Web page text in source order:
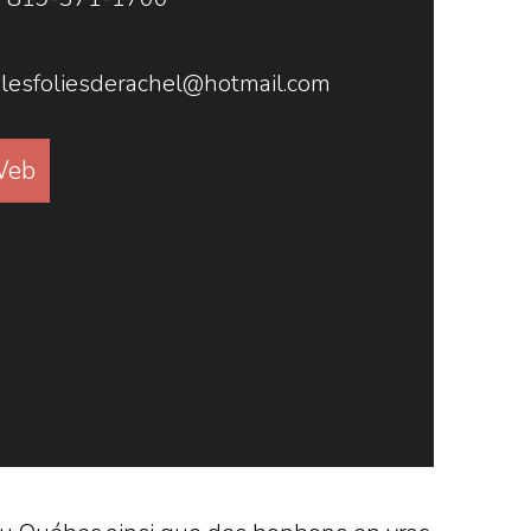
lesfoliesderachel@hotmail.com